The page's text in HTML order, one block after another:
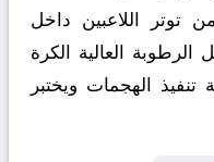
توتر اللاعبين داخل
العالية الكرة
الهجمات ويختبر